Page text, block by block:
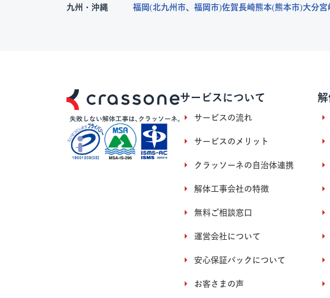
九州・沖縄
福岡 北九州市 福岡市 佐賀長崎熊本 熊本市 大分宮
サービスについて
サービスの流れ
サービスのメリット
クラッソーネの自治体連携
解体工事会社の特徴
無料ご相談窓口
運営会社について
安心保証パックについて
お客さまの声
解